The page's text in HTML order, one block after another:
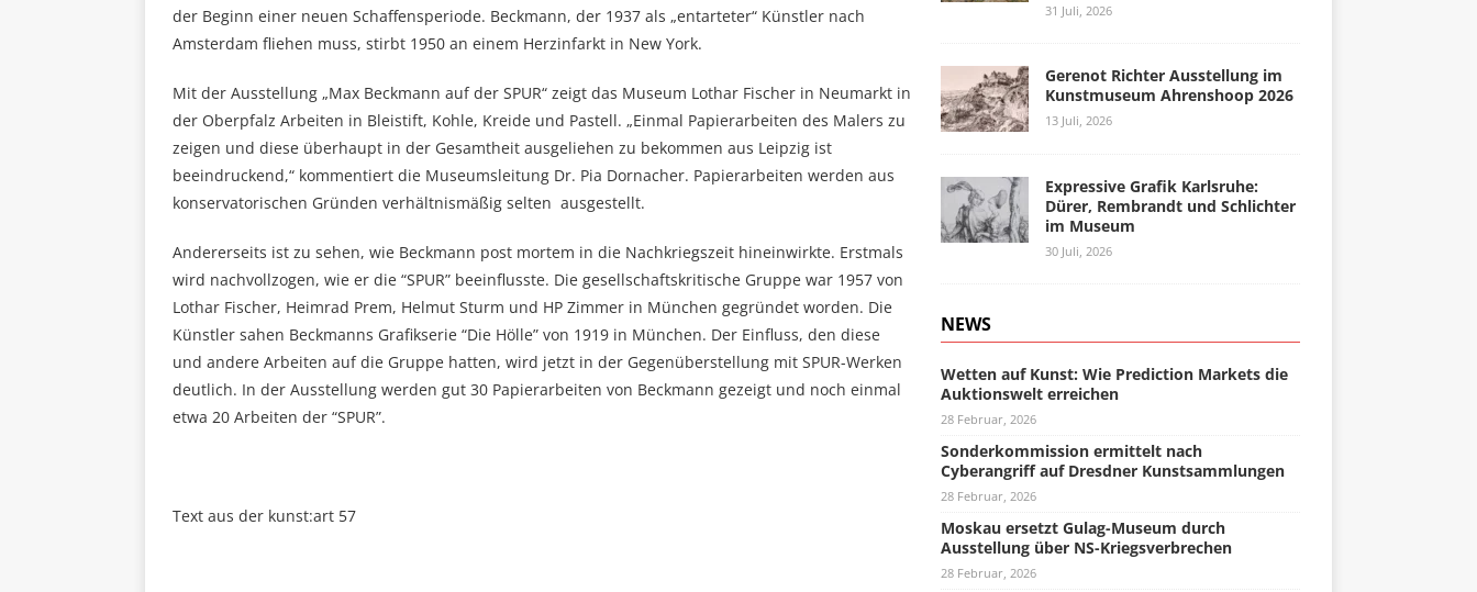
der Beginn einer neuen Schaffensperiode. Beckmann, der 1937 als „entarteter“ Künstler nach
Amsterdam fliehen muss, stirbt 1950 an einem Herzinfarkt in New York.
Mit der Ausstellung „Max Beckmann auf der SPUR“ zeigt das Museum Lothar Fischer in Neumarkt in
der Oberpfalz Arbeiten in Bleistift, Kohle, Kreide und Pastell. „Einmal Papierarbeiten des Malers zu
zeigen und diese überhaupt in der Gesamtheit ausgeliehen zu bekommen aus Leipzig ist
beeindruckend,“ kommentiert die Museumsleitung Dr. Pia Dornacher. Papierarbeiten werden aus
konservatorischen Gründen verhältnismäßig selten ausgestellt.
Andererseits ist zu sehen, wie Beckmann post mortem in die Nachkriegszeit hineinwirkte. Erstmals
wird nachvollzogen, wie er die “SPUR” beeinflusste. Die gesellschaftskritische Gruppe war 1957 von
Lothar Fischer, Heimrad Prem, Helmut Sturm und HP Zimmer in München gegründet worden. Die
Künstler sahen Beckmanns Grafikserie “Die Hölle” von 1919 in München. Der Einfluss, den diese
und andere Arbeiten auf die Gruppe hatten, wird jetzt in der Gegenüberstellung mit SPUR-Werken
deutlich. In der Ausstellung werden gut 30 Papierarbeiten von Beckmann gezeigt und noch einmal
etwa 20 Arbeiten der “SPUR”.
Text aus der kunst:art 57
31 Juli, 2026
Gerenot Richter Ausstellung im
Kunstmuseum Ahrenshoop 2026
13 Juli, 2026
Expressive Grafik Karlsruhe:
Dürer, Rembrandt und Schlichter
im Museum
30 Juli, 2026
NEWS
Wetten auf Kunst: Wie Prediction Markets die
Auktionswelt erreichen
28 Februar, 2026
Sonderkommission ermittelt nach
Cyberangriff auf Dresdner Kunstsammlungen
28 Februar, 2026
Moskau ersetzt Gulag-Museum durch
Ausstellung über NS-Kriegsverbrechen
28 Februar, 2026